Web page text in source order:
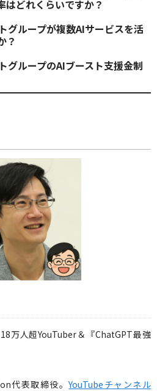
はどれくらいですか？
グループが複数AIサービスを活
？
グループのAIブースト支援金制
万人超YouTuber＆『ChatGPT最強
代表取締役。YouTubeチャンネル